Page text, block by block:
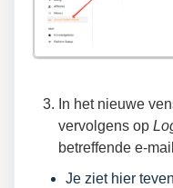
In het nieuwe
vervolgens op
betreffende e-
Je ziet hier